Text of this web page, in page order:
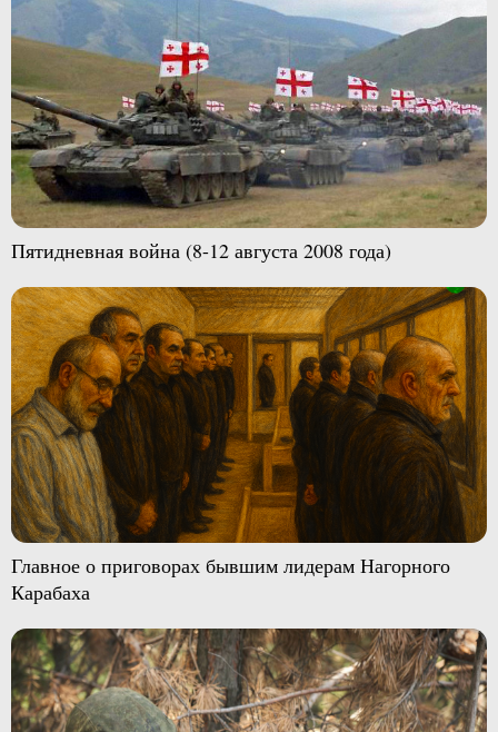
Пятидневная война (8-12 августа 2008 года)
Главное о приговорах бывшим лидерам Нагорного
Карабаха